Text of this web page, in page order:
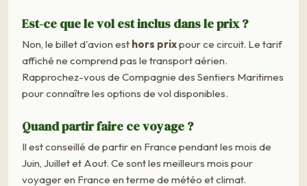
Est-ce que le vol est inclus dans le prix ?
Non, le billet d'avion est hors prixpour ce circuit. Le tarif
affiché ne comprend pas le transport aérien.
Rapprochez-vous de Compagnie des Sentiers Maritimes
pour connaître les options de vol disponibles.
Quand partir faire ce voyage ?
Il est conseillé de partir en France pendant les mois de
Juin, Juillet et Aout. Ce sont les meilleurs mois pour
voyager en France en terme de météo et climat.